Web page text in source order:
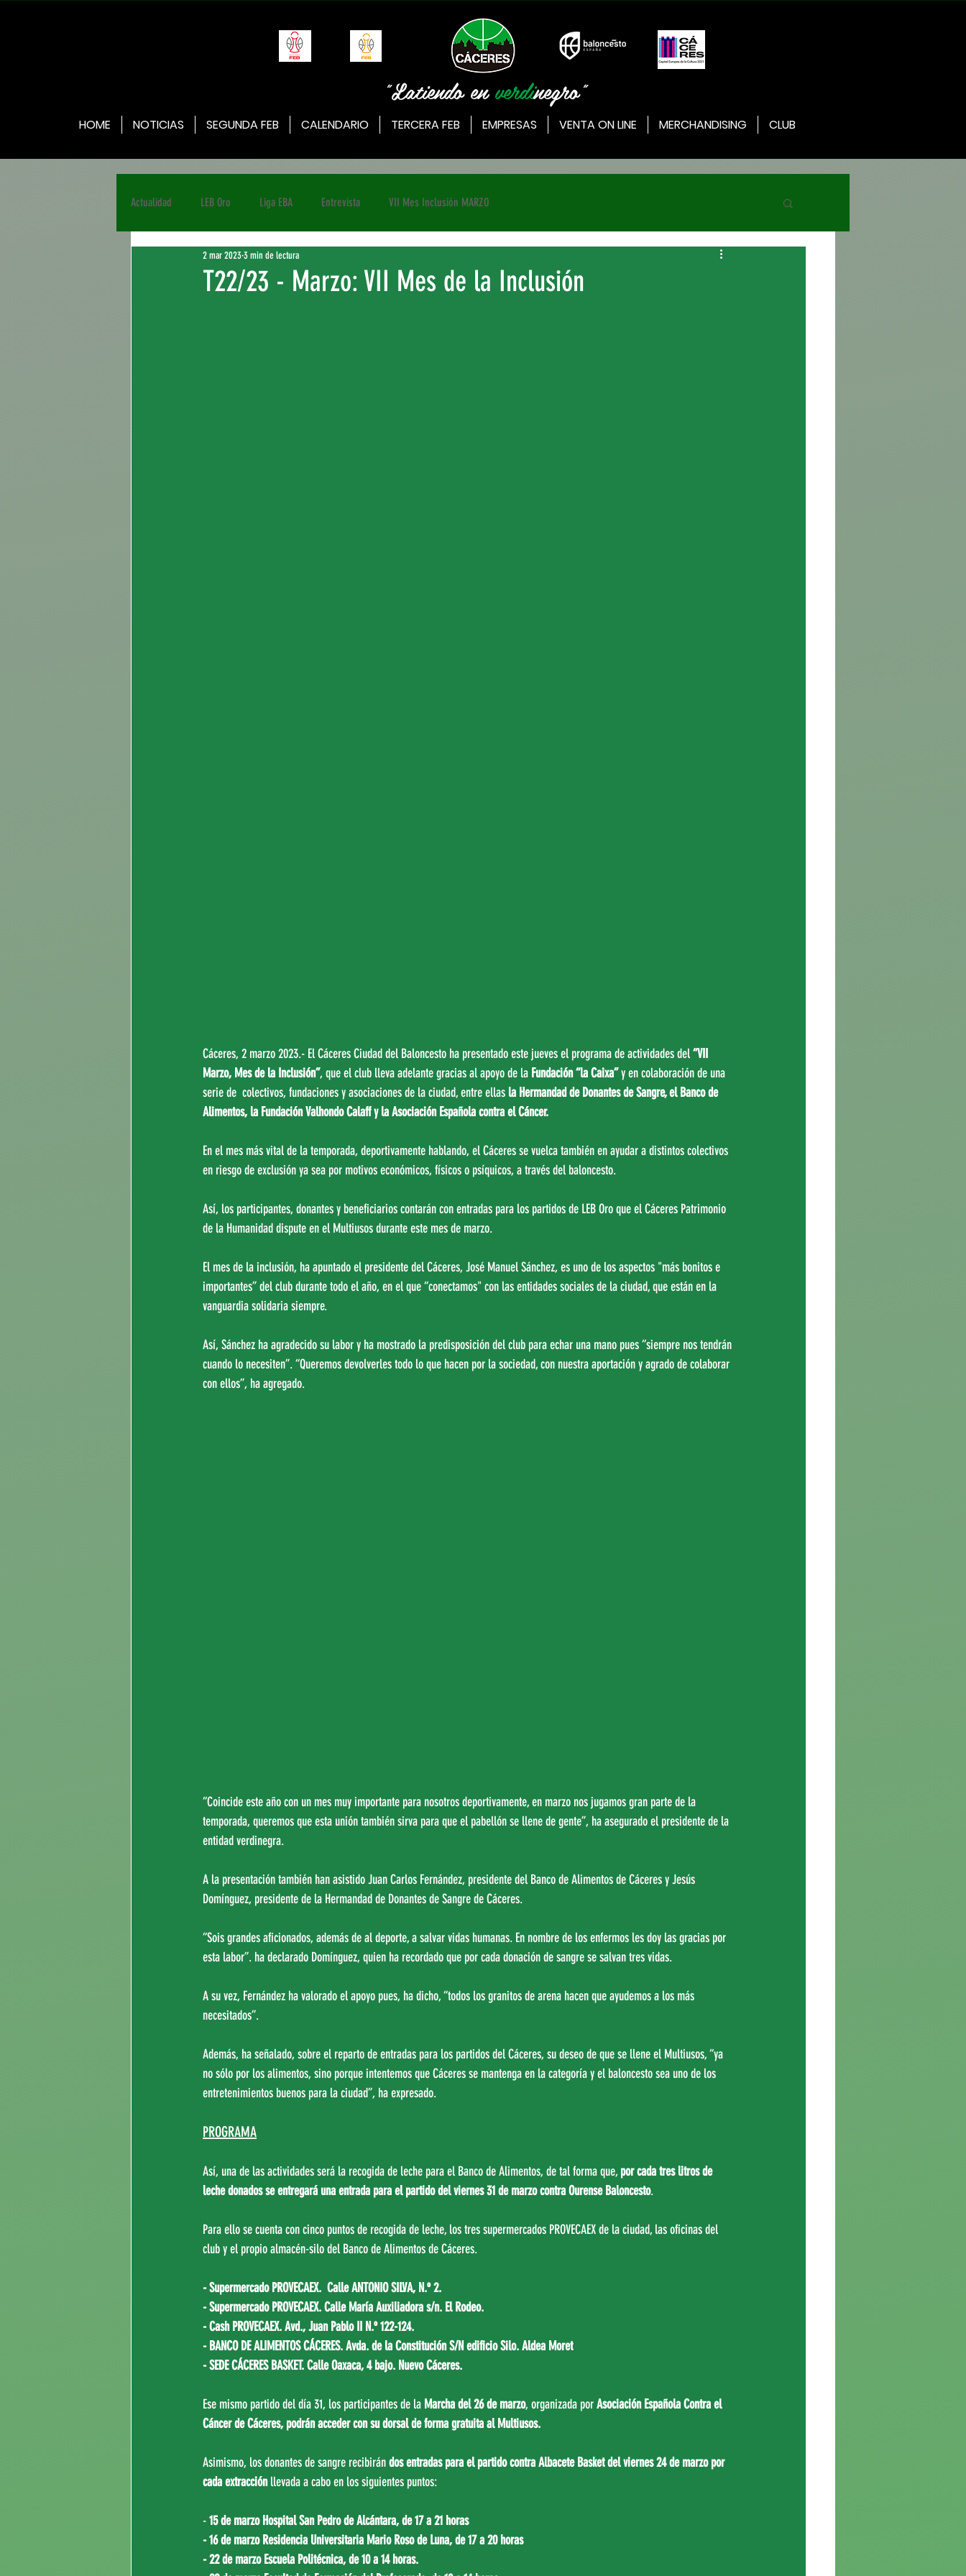
"Latiendo enverdinegro"
HOME NOTICIAS SEGUNDA FEB CALENDARIO TERCERA FEB EMPRESAS VENTA ON LINE MERCHANDISING CLUB
Actualidad LEB Oro Liga EBA Entrevista VII Mes Inclusión MARZO
T22/23 - Marzo: VII Mes de la Inclusión
2 mar 20233 min de lectura
Cáceres, 2 marzo 2023.- El Cáceres Ciudad del Baloncesto ha presentado este jueves el programa de actividades del “VII
Marzo, Mes de la Inclusión”, que el club lleva adelante gracias al apoyo de la Fundación “la Caixa” y en colaboración de una
serie de  colectivos, fundaciones y asociaciones de la ciudad, entre ellas la Hermandad de Donantes de Sangre, el Banco de
Alimentos, la Fundación Valhondo Calaff y la Asociación Española contra el Cáncer.
En el mes más vital de la temporada, deportivamente hablando, el Cáceres se vuelca también en ayudar a distintos colectivos
en riesgo de exclusión ya sea por motivos económicos, físicos o psíquicos, a través del baloncesto.
Así, los participantes, donantes y beneficiarios contarán con entradas para los partidos de LEB Oro que el Cáceres Patrimonio
de la Humanidad dispute en el Multiusos durante este mes de marzo.
El mes de la inclusión, ha apuntado el presidente del Cáceres, José Manuel Sánchez, es uno de los aspectos "más bonitos e
importantes” del club durante todo el año, en el que “conectamos" con las entidades sociales de la ciudad, que están en la
vanguardia solidaria siempre.
Así, Sánchez ha agradecido su labor y ha mostrado la predisposición del club para echar una mano pues “siempre nos tendrán
cuando lo necesiten”. “Queremos devolverles todo lo que hacen por la sociedad, con nuestra aportación y agrado de colaborar
con ellos”, ha agregado.
“Coincide este año con un mes muy importante para nosotros deportivamente, en marzo nos jugamos gran parte de la
temporada, queremos que esta unión también sirva para que el pabellón se llene de gente”, ha asegurado el presidente de la
entidad verdinegra.
A la presentación también han asistido Juan Carlos Fernández, presidente del Banco de Alimentos de Cáceres y Jesús
Domínguez, presidente de la Hermandad de Donantes de Sangre de Cáceres.
“Sois grandes aficionados, además de al deporte, a salvar vidas humanas. En nombre de los enfermos les doy las gracias por
esta labor”. ha declarado Domínguez, quien ha recordado que por cada donación de sangre se salvan tres vidas.
A su vez, Fernández ha valorado el apoyo pues, ha dicho, “todos los granitos de arena hacen que ayudemos a los más
necesitados”.
Además, ha señalado, sobre el reparto de entradas para los partidos del Cáceres, su deseo de que se llene el Multiusos, “ya
no sólo por los alimentos, sino porque intentemos que Cáceres se mantenga en la categoría y el baloncesto sea uno de los
entretenimientos buenos para la ciudad”, ha expresado.
PROGRAMA
Así, una de las actividades será la recogida de leche para el Banco de Alimentos, de tal forma que, por cada tres litros de
leche donados se entregará una entrada para el partido del viernes 31 de marzo contra Ourense Baloncesto.
Para ello se cuenta con cinco puntos de recogida de leche, los tres supermercados PROVECAEX de la ciudad, las oficinas del
club y el propio almacén-silo del Banco de Alimentos de Cáceres.
- Supermercado PROVECAEX.  Calle ANTONIO SILVA, N.º 2.
- Supermercado PROVECAEX. Calle María Auxiliadora s/n. El Rodeo.
- Cash PROVECAEX. Avd., Juan Pablo II N.º 122-124.
- BANCO DE ALIMENTOS CÁCERES. Avda. de la Constitución S/N edificio Silo. Aldea Moret
- SEDE CÁCERES BASKET. Calle Oaxaca, 4 bajo. Nuevo Cáceres.
Ese mismo partido del día 31, los participantes de la Marcha del 26 de marzo, organizada por Asociación Española Contra el
Cáncer de Cáceres, podrán acceder con su dorsal de forma gratuita al Multiusos.
Asimismo, los donantes de sangre recibirán dos entradas para el partido contra Albacete Basket del viernes 24 de marzo por
cada extracción llevada a cabo en los siguientes puntos:
- 15 de marzo Hospital San Pedro de Alcántara, de 17 a 21 horas
- 16 de marzo Residencia Universitaria Mario Roso de Luna, de 17 a 20 horas
- 22 de marzo Escuela Politécnica, de 10 a 14 horas.